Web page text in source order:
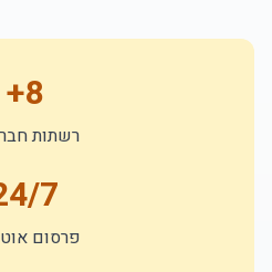
8+
רשתות
7
פרסום